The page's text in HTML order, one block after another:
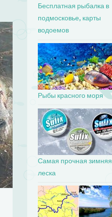
Бесплатная рыбалка в
подмосковье, карты
водоемов
Рыбы красного моря
Самая прочная зимняя
леска